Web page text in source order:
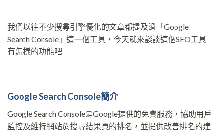
我們以往不少搜尋引擎優化的文章都提及過「Google
Search Console」這一個工具，今天就來談談這個SEO工具
有怎樣的功能吧！
Google Search Console簡介
Google Search Console是Google提供的免費服務，協助用戶
監控及維持網站於搜尋結果頁的排名，並提供改善排名的建